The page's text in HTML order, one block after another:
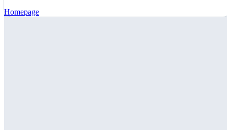
Homepage